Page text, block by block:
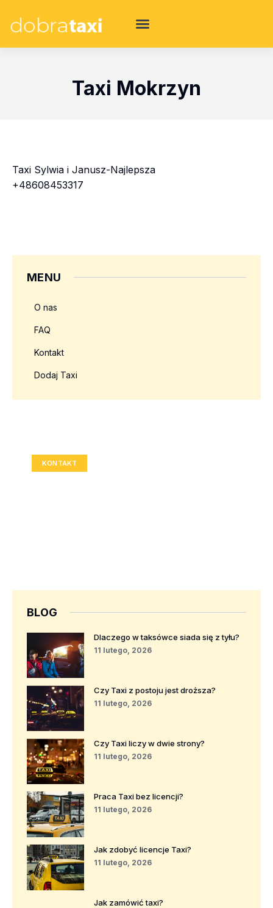
Taxi Mokrzyn
Taxi Sylwia i Janusz-Najlepsza
+48608453317
MENU
O nas
FAQ
Kontakt
Dodaj Taxi
KONTAKT
BLOG
Dlaczego w taksówce siada się z tyłu?
11 lutego, 2026
Czy Taxi z postoju jest droższa?
11 lutego, 2026
Czy Taxi liczy w dwie strony?
11 lutego, 2026
Praca Taxi bez licencji?
11 lutego, 2026
Jak zdobyć licencje Taxi?
11 lutego, 2026
Jak zamówić taxi?